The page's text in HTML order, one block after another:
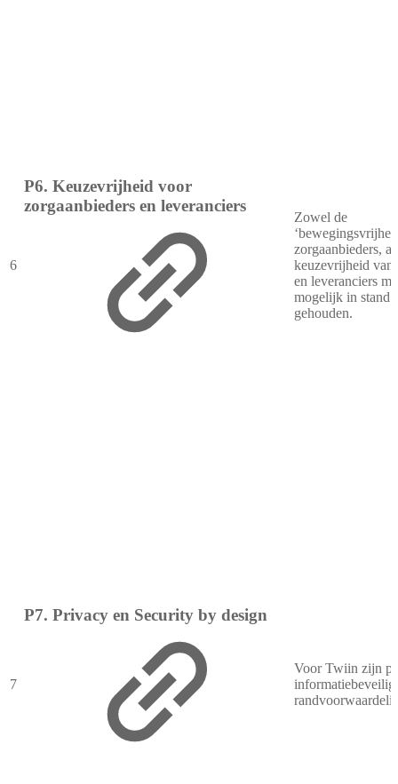
6
P6. Keuzevrijheid voor
zorgaanbieders en leveranciers
Zowel de
zorgaanbieders,
keuzevrijheid van
en leveranciers
mogelijk in stand
gehouden.
7
P7. Privacy en Security by design
Voor Twiin zijn